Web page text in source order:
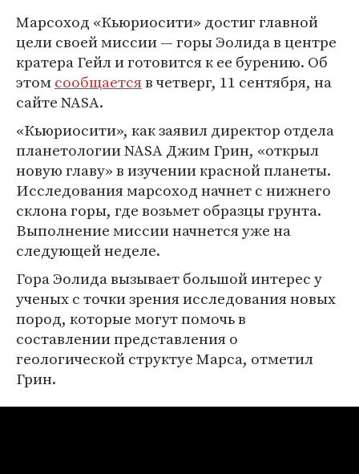
Марсоход «Кьюриосити» достиг главной
цели своей миссии — горы Эолида в центре
кратера Гейл и готовится к ее бурению. Об
этомсообщаетсяв четверг, 11 сентября, на
сайте NASA.
«Кьюриосити», как заявил директор отдела
планетологии NASA Джим Грин, «открыл
новую главу» в изучении красной планеты.
Исследования марсоход начнет с нижнего
склона горы, где возьмет образцы грунта.
Выполнение миссии начнется уже на
следующей неделе.
Гора Эолида вызывает большой интерес у
ученых с точки зрения исследования новых
пород, которые могут помочь в
составлении представления о
геологической структуе Марса, отметил
Грин.